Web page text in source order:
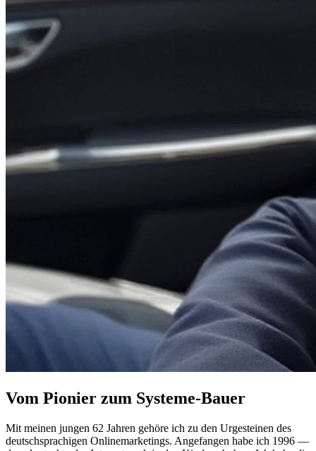
Vom Pionier zum Systeme-Bauer
Mit meinen jungen 62 Jahren gehöre ich zu den Urgesteinen des
deutschsprachigen Onlinemarketings. Angefangen habe ich 1996 —